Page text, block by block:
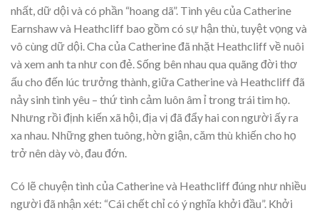
nhất, dữ dội và có phần “hoang dã”. Tình yêu của Catherine
Earnshaw và Heathcliff bao gồm có sự hận thù, tuyệt vọng và
vô cùng dữ dội. Cha của Catherine đã nhặt Heathcliff về nuôi
và xem anh ta như con đẻ. Sống bên nhau qua quãng đời thơ
ấu cho đến lúc trưởng thành, giữa Catherine và Heathcliff đã
nảy sinh tình yêu – thứ tình cảm luôn âm ỉ trong trái tim họ.
Nhưng rồi định kiến xã hội, địa vị đã đẩy hai con người ấy ra
xa nhau. Những ghen tuông, hờn giận, căm thù khiến cho họ
trở nên dày vò, đau đớn.
Có lẽ chuyện tình của Catherine và Heathcliff đúng như nhiều
người đã nhận xét: “Cái chết chỉ có ý nghĩa khởi đầu”. Khởi